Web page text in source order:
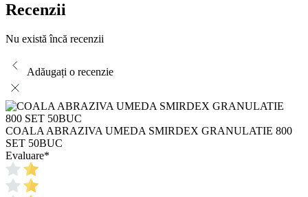
Recenzii
Nu există încă recenzii
Adăugați o recenzie
COALA ABRAZIVA UMEDA SMIRDEX GRANULATIE 800
SET 50BUC
Evaluare*